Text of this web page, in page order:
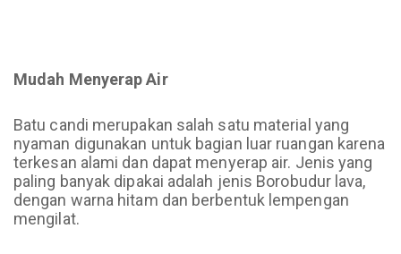
Mudah Menyerap Air
Batu candi merupakan salah satu material yang
nyaman digunakan untuk bagian luar ruangan karena
terkesan alami dan dapat menyerap air. Jenis yang
paling banyak dipakai adalah jenis Borobudur lava,
dengan warna hitam dan berbentuk lempengan
mengilat.